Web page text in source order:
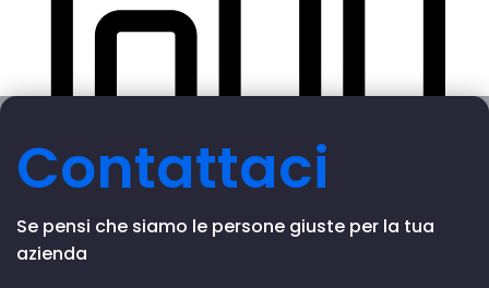
articolo.
Contattaci
Se pensi che siamo le persone giuste per la tua
azienda